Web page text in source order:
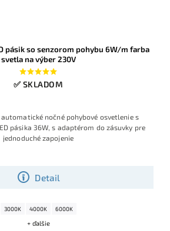
pásik so senzorom pohybu 6W/m farba
svetla na výber 230V
✅ SKLADOM
Detail
nočné pohybové osvetlenie s
pásika 36W, s adaptérom do zásuvky pre
jednoduché zapojenie
3000K 4000K 6000K
+ ďalšie